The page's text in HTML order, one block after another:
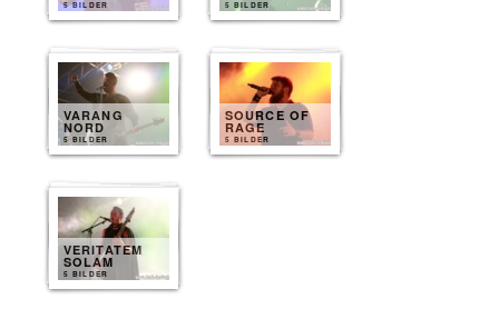
5 BILDER 5 BILDER
VARANG
NORD
5 BILDER
SOURCE OF
RAGE
5 BILDER
VERITATEM
SOLAM
5 BILDER